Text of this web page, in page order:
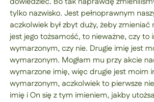
tylko nazwisko. Jest pełnoprawnym
aczkolwiek był zbyt duży, żeby zmieniać
jest jego tożsamość, to nieważne, czy to
wymarzonym, czy nie. Drugie imię jest
wymarzonym. Mogłam mu przy akcie
wymarzone imię, więc drugie jest moim
wymarzonym, aczkolwiek to pierwsze
imię i On się z tym imieniem, jakby